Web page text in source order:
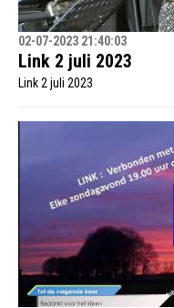
02-07-2023 21:40:03
Link 2 juli 2023
Link 2 juli 2023